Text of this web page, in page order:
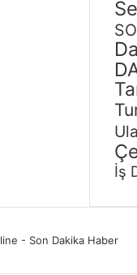
İş
- Son Dakika Haber